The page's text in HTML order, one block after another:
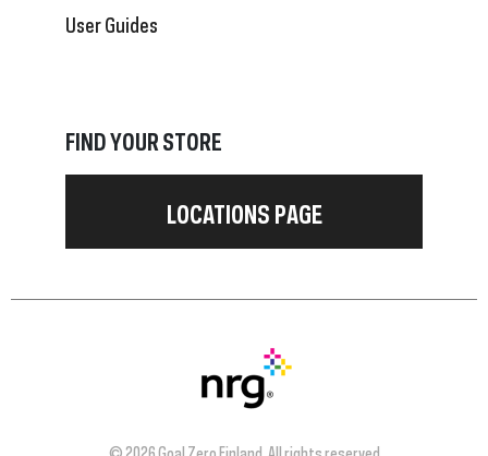
User Guides
FIND YOUR STORE
LOCATIONS PAGE